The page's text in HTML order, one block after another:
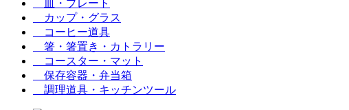
皿・プレート
カップ・グラス
コーヒー道具
箸・箸置き・カトラリー
コースター・マット
保存容器・弁当箱
調理道具・キッチンツール